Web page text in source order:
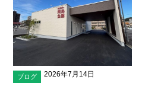
ブログ 2026年7月14日